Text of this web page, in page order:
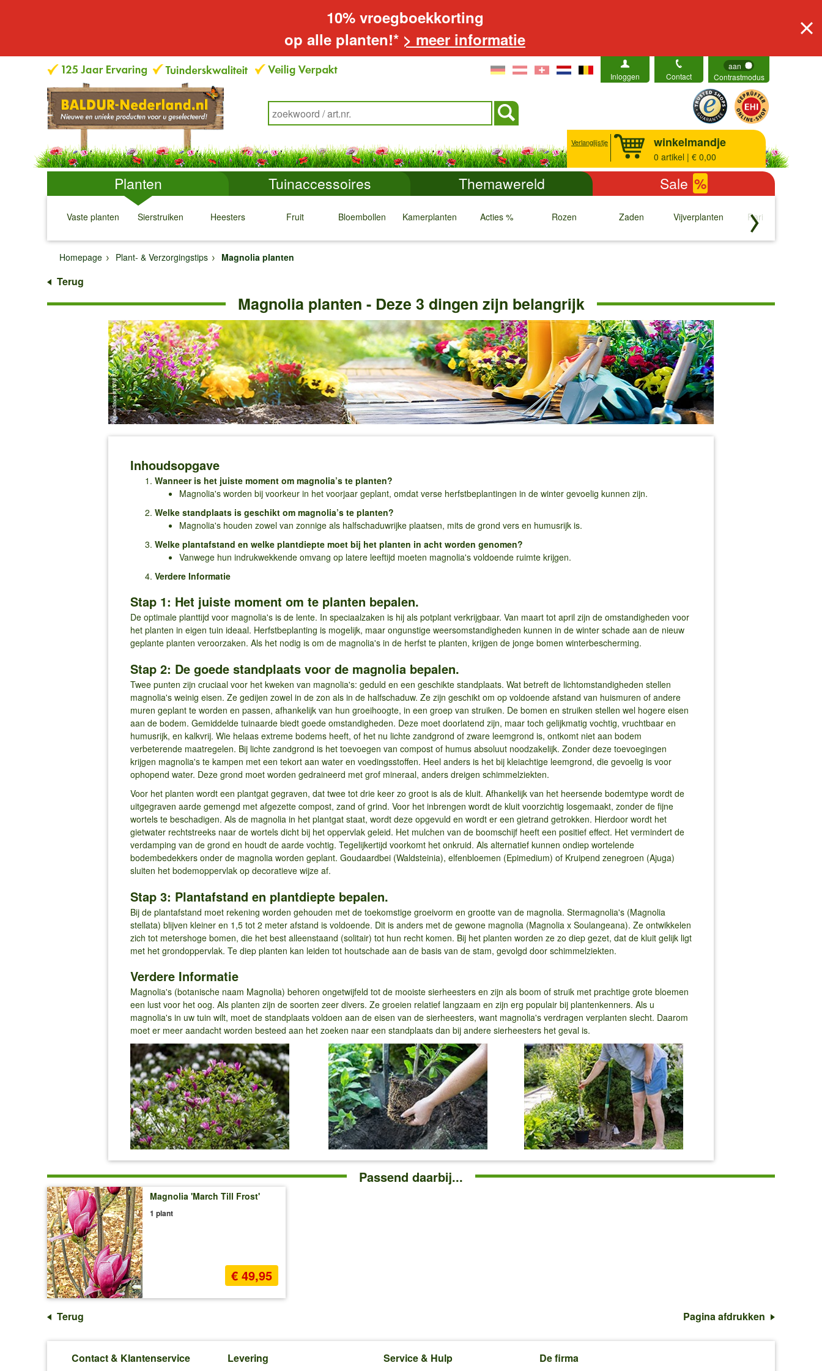
10% vroegboekkorting
op alle planten!* > meer informatie
Inloggen Contact
aan
Contrastmodus
Verlanglijstje winkelmandje
0 artikel | € 0,00
Planten Tuinaccessoires Themawereld Sale %
Vaste planten
↓
Sierstruiken
↓
Heesters
↓
Fruit
↓
Bloembollen
↓
Kamerplanten
↓
Acties %
↓
Rozen
↓
Zaden
↓
Vijverplanten
↓
Rariteiten
↓
Homepage
Plant- & Verzorgingstips Magnolia planten
Terug
Magnolia planten - Deze 3 dingen zijn belangrijk
Inhoudsopgave
Wanneer is het juiste moment om magnolia’s te planten​?
Magnolia's worden bij voorkeur in het voorjaar geplant, omdat verse herfstbeplantingen in de winter gevoelig kunnen zijn.
Welke standplaats is geschikt om magnolia’s te planten​?
Magnolia's houden zowel van zonnige als halfschaduwrijke plaatsen, mits de grond vers en humusrijk is.
Welke plantafstand en welke plantdiepte moet bij het planten in acht worden genomen?
Vanwege hun indrukwekkende omvang op latere leeftijd moeten magnolia's voldoende ruimte krijgen.
Verdere Informatie
Stap 1: Het juiste moment om te planten bepalen.
De optimale planttijd voor magnolia's is de lente. In speciaalzaken is hij als potplant verkrijgbaar. Van maart tot april zijn de omstandigheden voor
het planten in eigen tuin ideaal. Herfstbeplanting is mogelijk, maar ongunstige weersomstandigheden kunnen in de winter schade aan de nieuw
geplante planten veroorzaken. Als het nodig is om de magnolia's in de herfst te planten, krijgen de jonge bomen winterbescherming.
Stap 2: De goede standplaats voor de magnolia bepalen.
Twee punten zijn cruciaal voor het kweken van magnolia's: geduld en een geschikte standplaats. Wat betreft de lichtomstandigheden stellen
magnolia's weinig eisen. Ze gedijen zowel in de zon als in de halfschaduw. Ze zijn geschikt om op voldoende afstand van huismuren of andere
muren geplant te worden en passen, afhankelijk van hun groeihoogte, in een groep van struiken. De bomen en struiken stellen wel hogere eisen
aan de bodem. Gemiddelde tuinaarde biedt goede omstandigheden. Deze moet doorlatend zijn, maar toch gelijkmatig vochtig, vruchtbaar en
humusrijk, en kalkvrij. Wie helaas extreme bodems heeft, of het nu lichte zandgrond of zware leemgrond is, ontkomt niet aan bodem
verbeterende maatregelen. Bij lichte zandgrond is het toevoegen van compost of humus absoluut noodzakelijk. Zonder deze toevoegingen
krijgen magnolia's te kampen met een tekort aan water en voedingsstoffen. Heel anders is het bij kleiachtige leemgrond, die gevoelig is voor
ophopend water. Deze grond moet worden gedraineerd met grof mineraal, anders dreigen schimmelziekten.
Voor het planten wordt een plantgat gegraven, dat twee tot drie keer zo groot is als de kluit. Afhankelijk van het heersende bodemtype wordt de
uitgegraven aarde gemengd met afgezette compost, zand of grind. Voor het inbrengen wordt de kluit voorzichtig losgemaakt, zonder de fijne
wortels te beschadigen. Als de magnolia in het plantgat staat, wordt deze opgevuld en wordt er een gietrand getrokken. Hierdoor wordt het
gietwater rechtstreeks naar de wortels dicht bij het oppervlak geleid. Het mulchen van de boomschijf heeft een positief effect. Het vermindert de
verdamping van de grond en houdt de aarde vochtig. Tegelijkertijd voorkomt het onkruid. Als alternatief kunnen ondiep wortelende
bodembedekkers onder de magnolia worden geplant. Goudaardbei (Waldsteinia), elfenbloemen (Epimedium) of Kruipend zenegroen (Ajuga)
sluiten het bodemoppervlak op decoratieve wijze af.
Stap 3: Plantafstand en plantdiepte bepalen.
Bij de plantafstand moet rekening worden gehouden met de toekomstige groeivorm en grootte van de magnolia. Stermagnolia's (Magnolia
stellata) blijven kleiner en 1,5 tot 2 meter afstand is voldoende. Dit is anders met de gewone magnolia (Magnolia x Soulangeana). Ze ontwikkelen
zich tot metershoge bomen, die het best alleenstaand (solitair) tot hun recht komen. Bij het planten worden ze zo diep gezet, dat de kluit gelijk ligt
met het grondoppervlak. Te diep planten kan leiden tot houtschade aan de basis van de stam, gevolgd door schimmelziekten.
Verdere Informatie
Magnolia's (botanische naam Magnolia) behoren ongetwijfeld tot de mooiste sierheesters en zijn als boom of struik met prachtige grote bloemen
een lust voor het oog. Als planten zijn de soorten zeer divers. Ze groeien relatief langzaam en zijn erg populair bij plantenkenners. Als u
magnolia's in uw tuin wilt, moet de standplaats voldoen aan de eisen van de sierheesters, want magnolia's verdragen verplanten slecht. Daarom
moet er meer aandacht worden besteed aan het zoeken naar een standplaats dan bij andere sierheesters het geval is.
Passend daarbij...
Magnolia 'March Till Frost'
1 plant
€ 49,95
Terug Pagina afdrukken
Contact & Klantenservice Levering Service & Hulp De firma